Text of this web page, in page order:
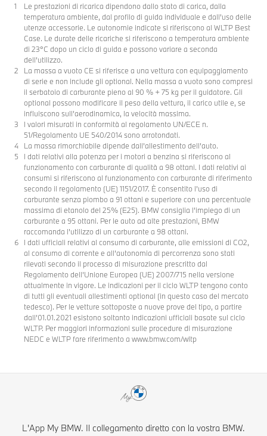
Le prestazioni di ricarica dipendono dallo stato di carica, dalla
temperatura ambiente, dal profilo di guida individuale e dall'uso delle
utenze accessorie. Le autonomie indicate si riferiscono al WLTP Best
Case. Le durate delle ricariche si riferiscono a temperatura ambiente
di 23°C dopo un ciclo di guida e possono variare a seconda
dell’utilizzo.
La massa a vuoto CE si riferisce a una vettura con equipaggiamento
di serie e non include gli optional. Nella massa a vuoto sono compresi
il serbatoio di carburante pieno al 90 % + 75 kg per il guidatore. Gli
optional possono modificare il peso della vettura, il carico utile e, se
influiscono sull’aerodinamica, la velocità massima.
I valori misurati in conformità al regolamento UN/ECE n.
51/Regolamento UE 540/2014 sono arrotondati.
La massa rimorchiabile dipende dall’allestimento dell’auto.
I dati relativi alla potenza per i motori a benzina si riferiscono al
funzionamento con carburante di qualità a 98 ottani. I dati relativi ai
consumi si riferiscono al funzionamento con carburante di riferimento
secondo il regolamento (UE) 1151/2017. È consentito l’uso di
carburante senza piombo a 91 ottani e superiore con una percentuale
massima di etanolo del 25% (E25). BMW consiglia l’impiego di un
carburante a 95 ottani. Per le auto ad alte prestazioni, BMW
raccomanda l'utilizzo di un carburante a 98 ottani.
I dati ufficiali relativi al consumo di carburante, alle emissioni di CO2,
al consumo di corrente e all’autonomia di percorrenza sono stati
rilevati secondo il processo di misurazione prescritto dal
Regolamento dell’Unione Europea (UE) 2007/715 nella versione
attualmente in vigore. Le indicazioni per il ciclo WLTP tengono conto
di tutti gli eventuali allestimenti optional (in questo caso del mercato
tedesco). Per le vetture sottoposte a nuove prove del tipo, a partire
dall’01.01.2021 esistono soltanto indicazioni ufficiali basate sul ciclo
WLTP. Per maggiori informazioni sulle procedure di misurazione
NEDC e WLTP fare riferimento a www.bmw.com/wltp
L'App My BMW. Il collegamento diretto con la vostra BMW.